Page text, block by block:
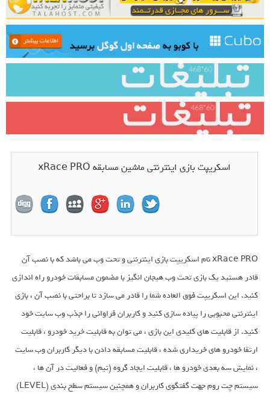
اسکریپت بازی اینترنتی ماشین مسابقه xRace PRO
xRace PRO نام اسکریپت بازی اینترنتی و تحت وب می باشد که با نصب آن
قادر هستید یک بازی تحت وب هیجان انگیز با مضمون مسابقات خودرو راه اندازی
کنید. این اسکریپت فوق العاده شما را قادر می سازد تا براحتی با نصب آن ، بازی
اینترنتی محبوبی را پیاده سازی کنید و کاربران فراوانی را جذب وب سایت خود
کنید. از قابلیت های کلیدی این بازی ، می توان به قابلیت خرید خودرو ، قابلیت
ارتقا خودرو های خریداری شده ، قابلیت مسابقه دادن با دیگر کاربران وب سایت
، نمایش سه بعدی خودرو ها ، قابلیت ایجاد گروه (تیم) و فعالیت در آن ها ،
سیستم چت روم جهت گفتگوی کاربران و همچنین سیستم سطح بندی (LEVEL)